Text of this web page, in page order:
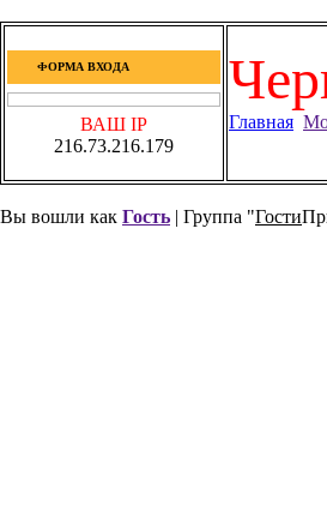
ФОРМА ВХОДА
ВАШ IP
216.73.216.179
Главная
Вы вошли как Гость | Группа "Гости